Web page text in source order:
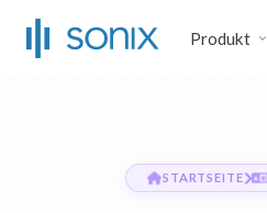
Produkt
STARTSEITE